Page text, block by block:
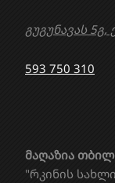
მაღაზია
"რკინის
გუგუნავას 5გ,
593 750 310